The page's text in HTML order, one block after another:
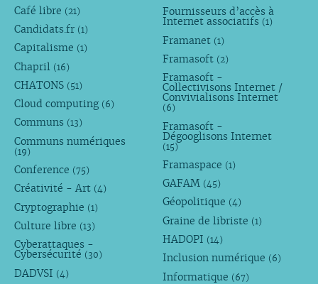
Café libre (21)
Candidats.fr (1)
Capitalisme (1)
Chapril (16)
CHATONS (51)
Cloud computing (6)
Communs (13)
Communs numériques
(19)
Conference (75)
Créativité - Art (4)
Cryptographie (1)
Culture libre (13)
Cyberattaques -
Cybersécurité (30)
DADVSI (4)
Fournisseurs d’accès à
Internet associatifs (1)
Framanet (1)
Framasoft (2)
Framasoft -
Collectivisons Internet /
Convivialisons Internet
(6)
Framasoft -
Dégooglisons Internet
(15)
Framaspace (1)
GAFAM (45)
Géopolitique (4)
Graine de libriste (1)
HADOPI (14)
Inclusion numérique (6)
Informatique (67)